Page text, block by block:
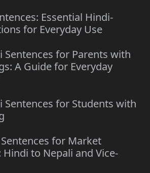
Essential Hindi-
for Everyday Use
Sentences for Parents with
A Guide for Everyday
Sentences for Students with
for Market
to Nepali and Vice-